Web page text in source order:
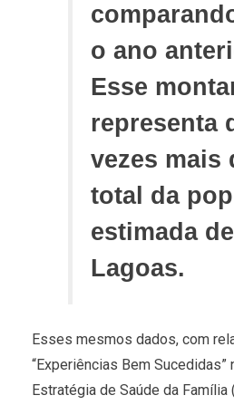
o ano
Esse
representa
vezes mais
total da
estimada
Lagoas.
Esses mesmos dados, com
“Experiências Bem Sucedidas”
Estratégia de Saúde da Família